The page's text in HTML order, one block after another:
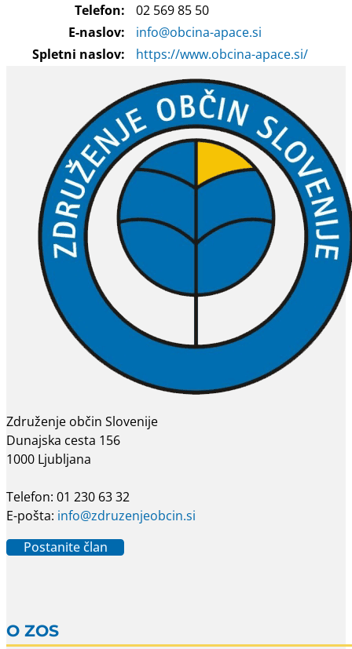
Telefon:
02 569 85 50
E-naslov:
info@obcina-apace.si
Spletni naslov:
https://www.obcina-apace.si/
Združenje občin Slovenije
Dunajska cesta 156
1000 Ljubljana
Telefon: 01 230 63 32
E-pošta: info@zdruzenjeobcin.si
Postanite član
O ZOS